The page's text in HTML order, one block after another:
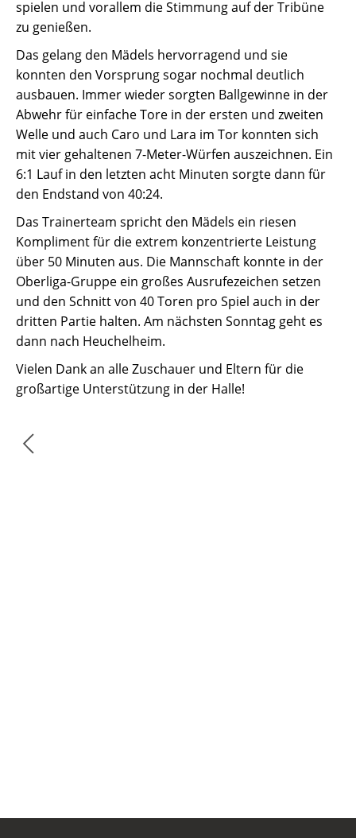
spielen und vorallem die Stimmung auf der Tribüne
zu genießen.
Das gelang den Mädels hervorragend und sie
konnten den Vorsprung sogar nochmal deutlich
ausbauen. Immer wieder sorgten Ballgewinne in der
Abwehr für einfache Tore in der ersten und zweiten
Welle und auch Caro und Lara im Tor konnten sich
mit vier gehaltenen 7-Meter-Würfen auszeichnen. Ein
6:1 Lauf in den letzten acht Minuten sorgte dann für
den Endstand von 40:24.
Das Trainerteam spricht den Mädels ein riesen
Kompliment für die extrem konzentrierte Leistung
über 50 Minuten aus. Die Mannschaft konnte in der
Oberliga-Gruppe ein großes Ausrufezeichen setzen
und den Schnitt von 40 Toren pro Spiel auch in der
dritten Partie halten. Am nächsten Sonntag geht es
dann nach Heuchelheim.
Vielen Dank an alle Zuschauer und Eltern für die
großartige Unterstützung in der Halle!